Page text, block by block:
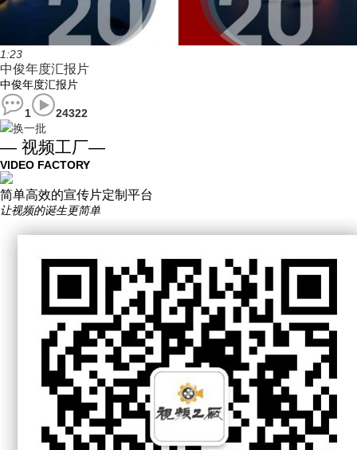
1:23
中俊年度汇报片
中俊年度汇报片
1
24322
换一批
— 视频工厂—
VIDEO FACTORY
简单高效的宣传片定制平台
让视频的诞生更简单